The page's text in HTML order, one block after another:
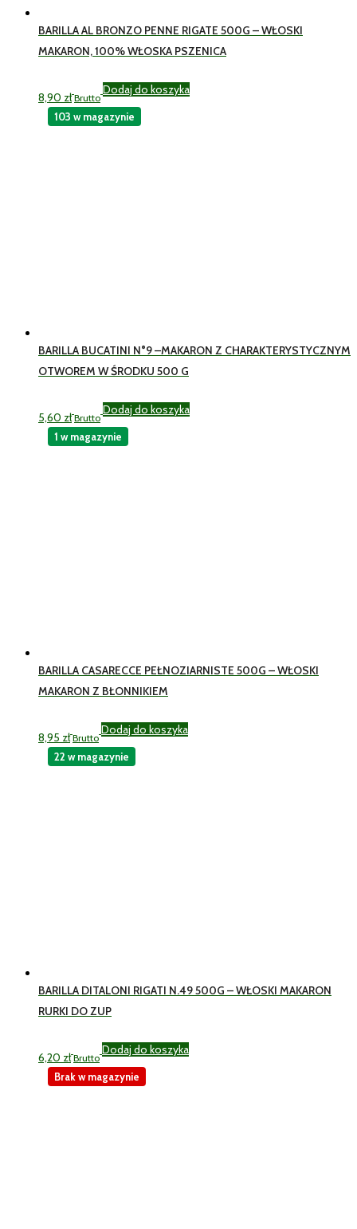
BARILLA AL BRONZO PENNE RIGATE 500G – WŁOSKI
MAKARON, 100% WŁOSKA PSZENICA
8,90 zł Brutto
Dodaj do koszyka
BARILLA BUCATINI N°9 –MAKARON Z CHARAKTERYSTYCZNYM
OTWOREM W ŚRODKU 500 G
5,60 zł Brutto
Dodaj do koszyka
103 w magazynie
BARILLA CASARECCE PEŁNOZIARNISTE 500G – WŁOSKI
MAKARON Z BŁONNIKIEM
8,95 zł Brutto
Dodaj do koszyka
1 w magazynie
BARILLA DITALONI RIGATI N.49 500G – WŁOSKI MAKARON
RURKI DO ZUP
6,20 zł Brutto
Dodaj do koszyka
22 w magazynie
Brak w magazynie